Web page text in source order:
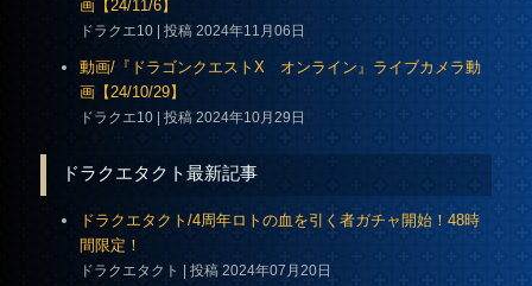
画【24/11/6】
ドラクエ10 投稿 2024年11月06日
動画/『ドラゴンクエストX オンライン』ライブカメラ動
画【24/10/29】
ドラクエ10 投稿 2024年10月29日
ドラクエタクト最新記事
ドラクエタクト/4周年ロトの血を引く者ガチャ開始！48時
間限定！
ドラクエタクト 投稿 2024年07月20日